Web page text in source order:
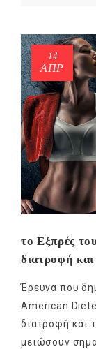
14
ΑΠΡ
το Εξπρές
διατροφή
Έρευνα που
American
διατροφή και
μειώσουν